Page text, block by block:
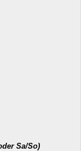
Sa/So)